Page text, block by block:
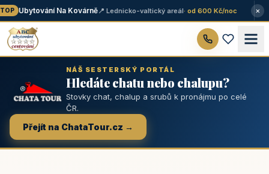
Ubytování Na Kovárně📍 Lednicko-valtický areál· od 600 Kč/noc ×
NÁŠ SESTERSKÝ PORTÁL
Hledáte chatu nebo chalupu?
Stovky chat, chalup a srubů k pronájmu po celé
ČR.
Přejít na ChataTour.cz →